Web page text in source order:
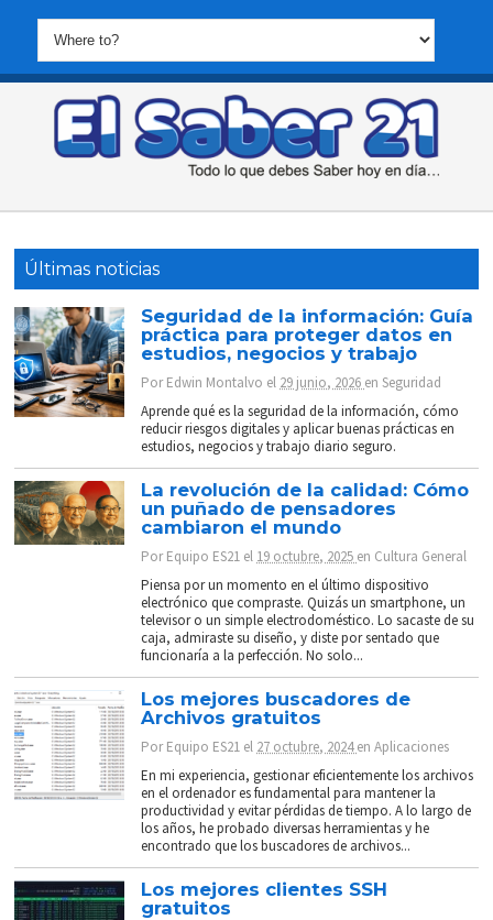
Últimas noticias
Seguridad de la información: Guía
práctica para proteger datos en
estudios, negocios y trabajo
PorEdwin Montalvo el 29 junio, 2026 enSeguridad
Aprende qué es la seguridad de la información, cómo
reducir riesgos digitales y aplicar buenas prácticas en
estudios, negocios y trabajo diario seguro.
La revolución de la calidad: Cómo
un puñado de pensadores
cambiaron el mundo
PorEquipo ES21 el 19 octubre, 2025 en Cultura General
Piensa por un momento en el último dispositivo
electrónico que compraste. Quizás un smartphone, un
televisor o un simple electrodoméstico. Lo sacaste de su
caja, admiraste su diseño, y diste por sentado que
funcionaría a la perfección. No solo...
Los mejores buscadores de
Archivos gratuitos
PorEquipo ES21 el 27 octubre, 2024enAplicaciones
En mi experiencia, gestionar eficientemente los archivos
en el ordenador es fundamental para mantener la
productividad y evitar pérdidas de tiempo. A lo largo de
los años, he probado diversas herramientas y he
encontrado que los buscadores de archivos...
Los mejores clientes SSH
gratuitos